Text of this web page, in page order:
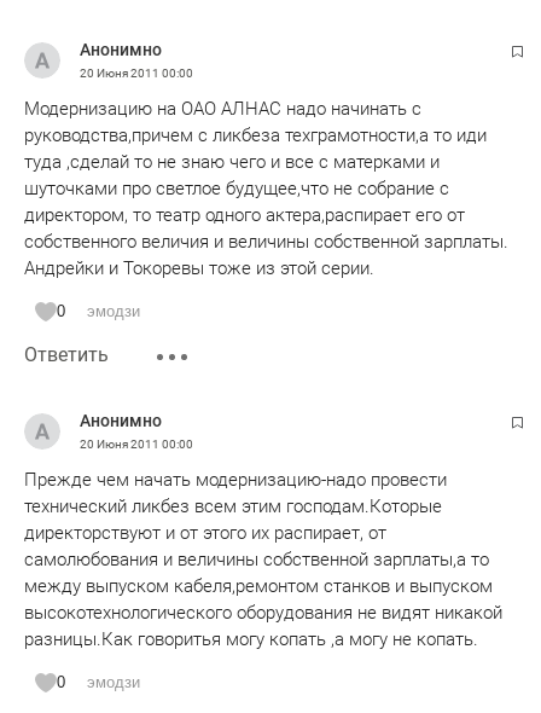
ждите.Контратака на профсоюз не удалась, а вот
профсоюз действительно хорош, раз с ним так сильно
дизайн природы от А.Рыбака. Вот это наверное самое
главное в пресс конференции, господа? Уж очень мне
было смешно смотреть.
Анонимно
20 Июня 2011 00:00
Модернизацию на ОАО АЛНАС надо начинать с
руководства,причем с ликбеза техграмотности,а то иди
туда ,сделай то не знаю чего и все с матерками и
шуточками про светлое будущее,что не собрание с
директором, то театр одного актера,распирает его от
собственного величия и величины собственной зарплаты.
Андрейки и Токоревы тоже из этой серии.
0 эмодзи
Ответить
Анонимно
20 Июня 2011 00:00
Прежде чем начать модернизацию-надо провести
технический ликбез всем этим господам.Которые
директорствуют и от этого их распирает, от
самолюбования и величины собственной зарплаты,а то
между выпуском кабеля,ремонтом станков и выпуском
высокотехнологического оборудования не видят никакой
разницы.Как говоритья могу копать ,а могу не копать.
0 эмодзи